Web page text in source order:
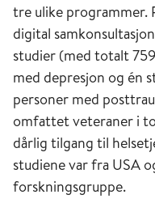
tre ulike programmer.
digital
studier (med totalt
med depresjon og én
personer med
omfattet veteraner i
dårlig tilgang til
studiene var fra USA
forskningsgruppe.